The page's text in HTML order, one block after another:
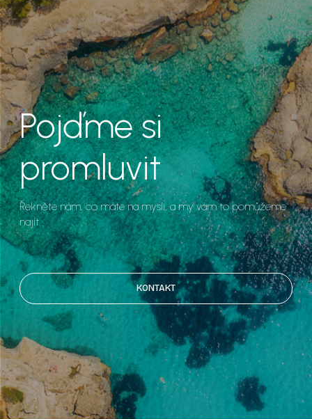
Pojďme si
promluvit
Řekněte nám, co máte na mysli, a my vám to pomůžeme
najít.
KONTAKT